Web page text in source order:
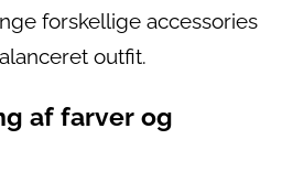
forskellige accessories
outfit.
af farver og